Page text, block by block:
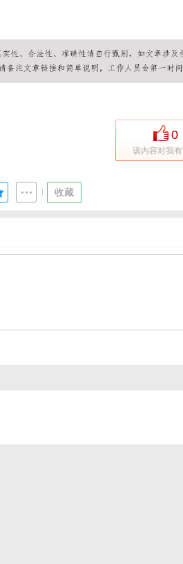
0
该内容对我
收藏